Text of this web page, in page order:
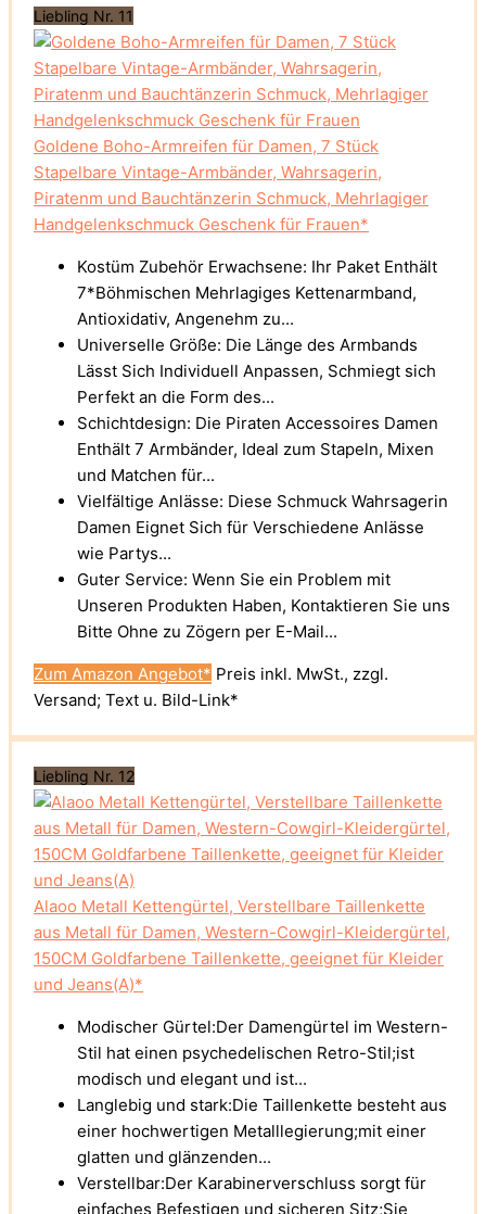
Liebling Nr. 11
Goldene Boho-Armreifen für Damen, 7 Stück
Stapelbare Vintage-Armbänder, Wahrsagerin,
Piratenm und Bauchtänzerin Schmuck, Mehrlagiger
Handgelenkschmuck Geschenk für Frauen*
Kostüm Zubehör Erwachsene: Ihr Paket Enthält
7*Böhmischen Mehrlagiges Kettenarmband,
Antioxidativ, Angenehm zu...
Universelle Größe: Die Länge des Armbands
Lässt Sich Individuell Anpassen, Schmiegt sich
Perfekt an die Form des...
Schichtdesign: Die Piraten Accessoires Damen
Enthält 7 Armbänder, Ideal zum Stapeln, Mixen
und Matchen für...
Vielfältige Anlässe: Diese Schmuck Wahrsagerin
Damen Eignet Sich für Verschiedene Anlässe
wie Partys...
Guter Service: Wenn Sie ein Problem mit
Unseren Produkten Haben, Kontaktieren Sie uns
Bitte Ohne zu Zögern per E-Mail...
Zum Amazon Angebot* Preis inkl. MwSt., zzgl.
Versand; Text u. Bild-Link*
Liebling Nr. 12
Alaoo Metall Kettengürtel, Verstellbare Taillenkette
aus Metall für Damen, Western-Cowgirl-Kleidergürtel,
150CM Goldfarbene Taillenkette, geeignet für Kleider
und Jeans(A)*
Modischer Gürtel:Der Damengürtel im Western-
Stil hat einen psychedelischen Retro-Stil;ist
modisch und elegant und ist...
Langlebig und stark:Die Taillenkette besteht aus
einer hochwertigen Metalllegierung;mit einer
glatten und glänzenden...
Verstellbar:Der Karabinerverschluss sorgt für
einfaches Befestigen und sicheren Sitz;Sie